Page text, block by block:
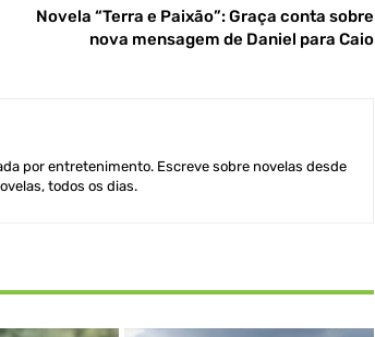
Novela “Terra e Paixão”: Graça conta sobre
nova mensagem de Daniel para Caio
por entretenimento. Escreve sobre novelas desde
todos os dias.